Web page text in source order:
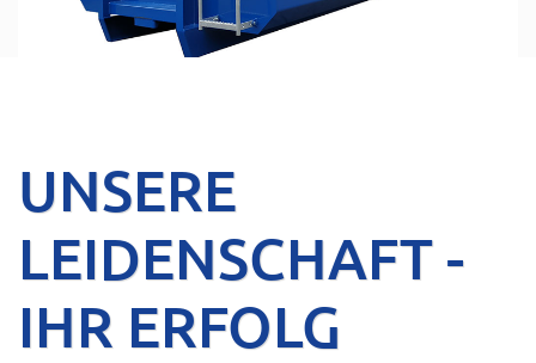
UNSERE
LEIDENSCHAFT -
IHR ERFOLG